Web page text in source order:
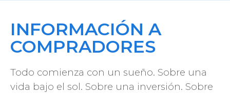
INFORMACIÓN A
COMPRADORES
Todo comienza con un sueño. Sobre una
vida bajo el sol. Sobre una inversión. Sobre